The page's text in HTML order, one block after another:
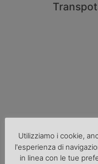
La riforma del
sull’autotrasporto
Utilizziamo i cookie,
l'esperienza di
in linea con le tue